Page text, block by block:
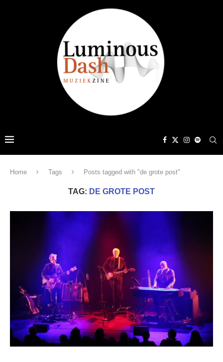
Home Tags Posts tagged with "de grote post"
TAG: DE GROTE POST